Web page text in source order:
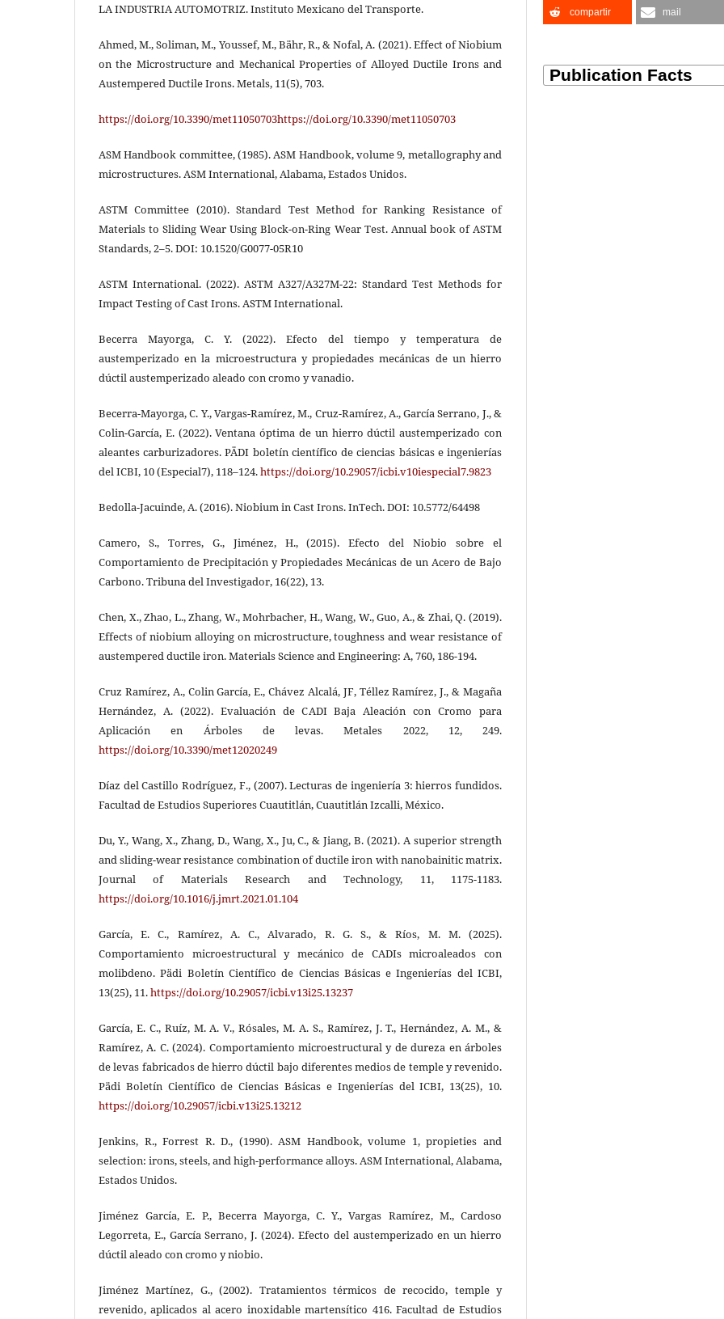
LA INDUSTRIA AUTOMOTRIZ. Instituto Mexicano del Transporte.
Ahmed, M., Soliman, M., Youssef, M., Bähr, R., & Nofal, A. (2021). Effect of Niobium
on the Microstructure and Mechanical Properties of Alloyed Ductile Irons and
Austempered Ductile Irons. Metals, 11(5), 703.
https://doi.org/10.3390/met11050703https://doi.org/10.3390/met11050703
ASM Handbook committee, (1985). ASM Handbook, volume 9, metallography and
microstructures. ASM International, Alabama, Estados Unidos.
ASTM Committee (2010). Standard Test Method for Ranking Resistance of
Materials to Sliding Wear Using Block-on-Ring Wear Test. Annual book of ASTM
Standards, 2–5. DOI: 10.1520/G0077-05R10
ASTM International. (2022). ASTM A327/A327M-22: Standard Test Methods for
Impact Testing of Cast Irons. ASTM International.
Becerra Mayorga, C. Y. (2022). Efecto del tiempo y temperatura de
austemperizado en la microestructura y propiedades mecánicas de un hierro
dúctil austemperizado aleado con cromo y vanadio.
Becerra-Mayorga, C. Y., Vargas-Ramírez, M., Cruz-Ramírez, A., García Serrano, J., &
Colin-García, E. (2022). Ventana óptima de un hierro dúctil austemperizado con
aleantes carburizadores. PÄDI boletín científico de ciencias básicas e ingenierías
del ICBI, 10 (Especial7), 118–124.https://doi.org/10.29057/icbi.v10iespecial7.9823
Bedolla-Jacuinde, A. (2016). Niobium in Cast Irons. InTech. DOI: 10.5772/64498
Camero, S., Torres, G., Jiménez, H., (2015). Efecto del Niobio sobre el
Comportamiento de Precipitación y Propiedades Mecánicas de un Acero de Bajo
Carbono. Tribuna del Investigador, 16(22), 13.
Chen, X., Zhao, L., Zhang, W., Mohrbacher, H., Wang, W., Guo, A., & Zhai, Q. (2019).
Effects of niobium alloying on microstructure, toughness and wear resistance of
austempered ductile iron. Materials Science and Engineering: A, 760, 186-194.
Cruz Ramírez, A., Colin García, E., Chávez Alcalá, JF, Téllez Ramírez, J., & Magaña
Hernández, A. (2022). Evaluación de CADI Baja Aleación con Cromo para
Aplicación en Árboles de levas. Metales 2022, 12, 249.
https://doi.org/10.3390/met12020249
Díaz del Castillo Rodríguez, F., (2007). Lecturas de ingeniería 3: hierros fundidos.
Facultad de Estudios Superiores Cuautitlán, Cuautitlán Izcalli, México.
Du, Y., Wang, X., Zhang, D., Wang, X., Ju, C., & Jiang, B. (2021). A superior strength
and sliding-wear resistance combination of ductile iron with nanobainitic matrix.
Journal of Materials Research and Technology, 11, 1175-1183.
https://doi.org/10.1016/j.jmrt.2021.01.104
García, E. C., Ramírez, A. C., Alvarado, R. G. S., & Ríos, M. M. (2025).
Comportamiento microestructural y mecánico de CADIs microaleados con
molibdeno. Pädi Boletín Científico de Ciencias Básicas e Ingenierías del ICBI,
13(25), 11.https://doi.org/10.29057/icbi.v13i25.13237
García, E. C., Ruíz, M. A. V., Rósales, M. A. S., Ramírez, J. T., Hernández, A. M., &
Ramírez, A. C. (2024). Comportamiento microestructural y de dureza en árboles
de levas fabricados de hierro dúctil bajo diferentes medios de temple y revenido.
Pädi Boletín Científico de Ciencias Básicas e Ingenierías del ICBI, 13(25), 10.
https://doi.org/10.29057/icbi.v13i25.13212
Jenkins, R., Forrest R. D., (1990). ASM Handbook, volume 1, propieties and
selection: irons, steels, and high-performance alloys. ASM International, Alabama,
Estados Unidos.
Jiménez García, E. P., Becerra Mayorga, C. Y., Vargas Ramírez, M., Cardoso
Legorreta, E., García Serrano, J. (2024). Efecto del austemperizado en un hierro
dúctil aleado con cromo y niobio.
Jiménez Martínez, G., (2002). Tratamientos térmicos de recocido, temple y
revenido, aplicados al acero inoxidable martensítico 416. Facultad de Estudios
compartir mail